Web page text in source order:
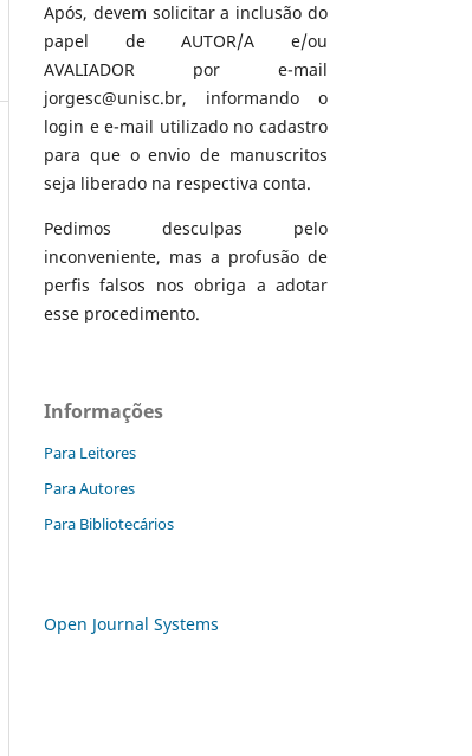
Após, devem solicitar a inclusão do
papel de AUTOR/A e/ou
AVALIADOR por e-mail
jorgesc@unisc.br, informando o
login e e-mail utilizado no cadastro
para que o envio de manuscritos
seja liberado na respectiva conta.
Pedimos desculpas pelo
inconveniente, mas a profusão de
perfis falsos nos obriga a adotar
esse procedimento.
Informações
Para Leitores
Para Autores
Para Bibliotecários
Open Journal Systems